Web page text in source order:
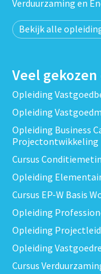
Verduurzaming en
Bekijk alle
Veel
Opleiding
Opleiding
Opleiding Business
Projectontwikkeling
Cursus
Opleiding
Cursus EP-W Basis
Opleiding
Opleiding
Opleiding
Cursus